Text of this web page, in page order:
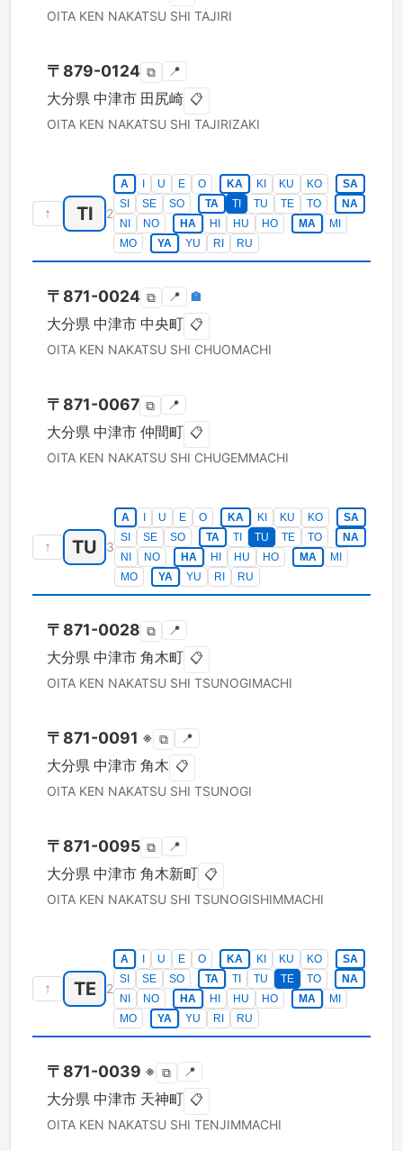
OITA KEN NAKATSU SHI TAJIRI
〒 879-0124 ⧉ 📍
大分県 中津市 田尻崎 📋
OITA KEN NAKATSU SHI TAJIRIZAKI
↑ TI 2
A U E O KA KI KU KO
SA
SI
SE SO TA TI TU TE TO
NA
NI
NO HA HI HU HO MA
MI
MO
YA YU RI RU
〒 871-0024 ⧉ 📍 🏣
大分県 中津市 中央町 📋
OITA KEN NAKATSU SHI CHUOMACHI
〒 871-0067 ⧉ 📍
大分県 中津市 仲間町 📋
OITA KEN NAKATSU SHI CHUGEMMACHI
↑ TU 3
A U E O KA KI KU KO
SA
SI
SE SO TA TI TU TE TO
NA
NI
NO HA HI HU HO MA
MI
MO
YA YU RI RU
〒 871-0028 ⧉ 📍
大分県 中津市 角木町 📋
OITA KEN NAKATSU SHI TSUNOGIMACHI
〒 871-0091 ※ ⧉ 📍
大分県 中津市 角木 📋
OITA KEN NAKATSU SHI TSUNOGI
〒 871-0095 ⧉ 📍
大分県 中津市 角木新町 📋
OITA KEN NAKATSU SHI TSUNOGISHIMMACHI
↑ TE 2
A U E O KA KI KU KO
SA
SI
SE SO TA TI TU TE TO
NA
NI
NO HA HI HU HO MA
MI
MO
YA YU RI RU
〒 871-0039 ※ ⧉ 📍
大分県 中津市 天神町 📋
OITA KEN NAKATSU SHI TENJIMMACHI